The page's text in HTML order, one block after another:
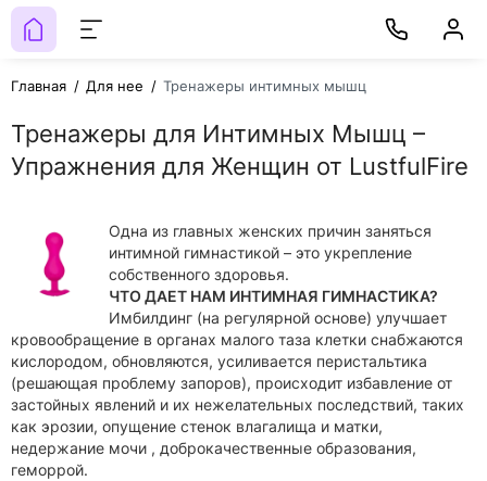
Главная Для нее Тренажеры интимных мышц
Тренажеры для Интимных Мышц –
Упражнения для Женщин от LustfulFire
Одна из главных женских причин заняться
интимной гимнастикой – это укрепление
собственного здоровья.
ЧТО ДАЕТ НАМ ИНТИМНАЯ ГИМНАСТИКА?
Имбилдинг (на регулярной основе) улучшает
кровообращение в органах малого таза клетки снабжаются
кислородом, обновляются, усиливается перистальтика
(решающая проблему запоров), происходит избавление от
застойных явлений и их нежелательных последствий, таких
как эрозии, опущение стенок влагалища и матки,
недержание мочи , доброкачественные образования,
геморрой.